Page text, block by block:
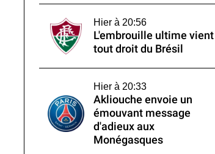
Hier à 20:56
L'embrouille ultime vient
tout droit du Brésil
Hier à 20:33
Akliouche envoie un
émouvant message
d'adieux aux
Monégasques